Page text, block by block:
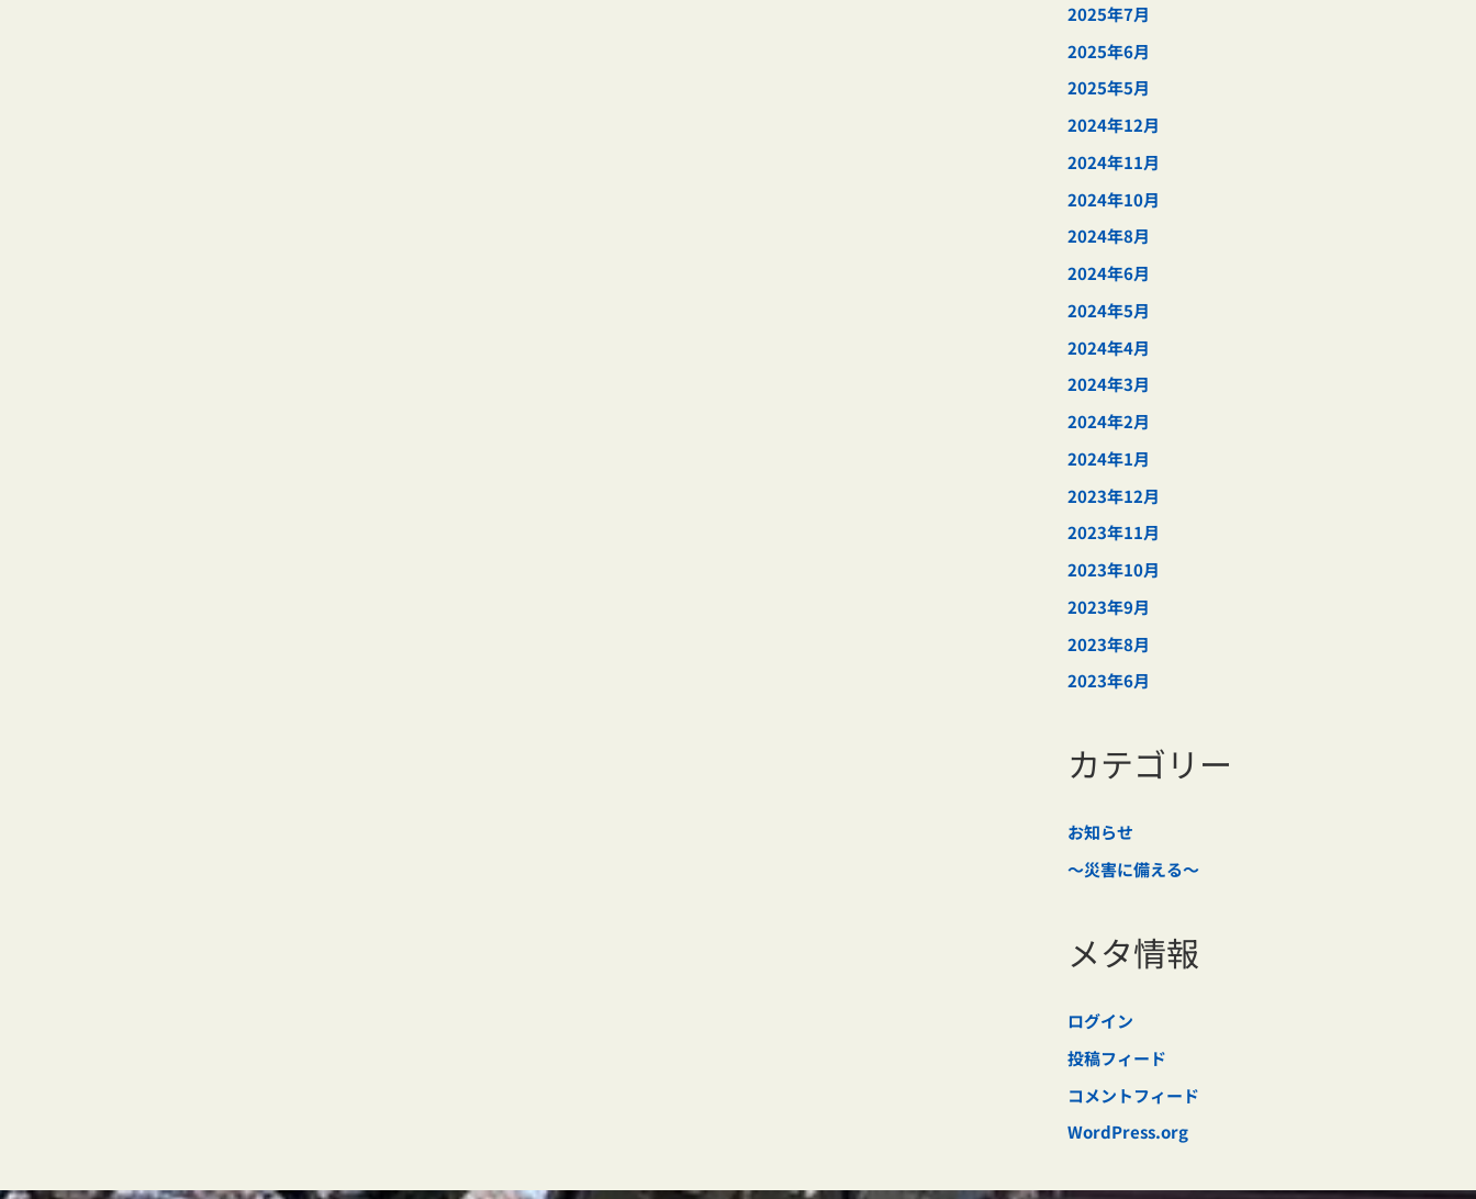
2025年7月
2025年6月
2025年5月
2024年12月
2024年11月
2024年10月
2024年8月
2024年6月
2024年5月
2024年4月
2024年3月
2024年2月
2024年1月
2023年12月
2023年11月
2023年10月
2023年9月
2023年8月
2023年6月
カテゴリー
お知らせ
～災害に備える～
メタ情報
ログイン
投稿フィード
コメントフィード
WordPress.org